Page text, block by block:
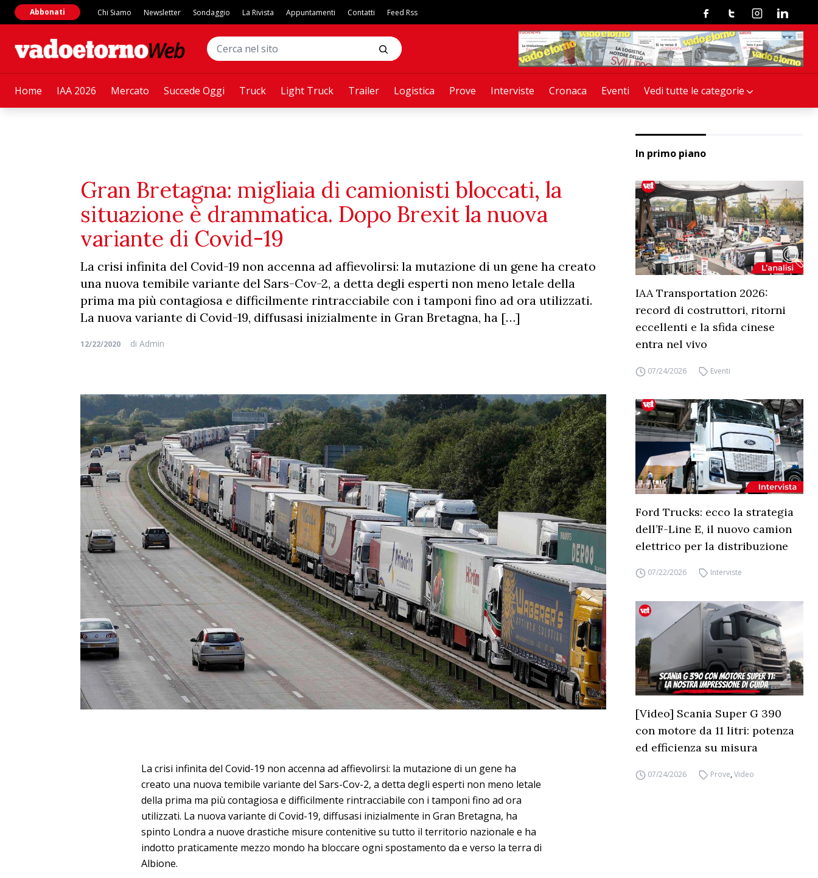
Home IAA 2026 Mercato Succede Oggi Truck Light Truck Trailer Logistica Prove Interviste Cronaca Eventi Vedi tutte le categorie
Abbonati Chi Siamo Newsletter Sondaggio La Rivista Appuntamenti Contatti Feed Rss FacebookTwitterInstagramLinkedin
Gran Bretagna: migliaia di camionisti bloccati, la
situazione è drammatica. Dopo Brexit la nuova
variante di Covid-19
La crisi infinita del Covid-19 non accenna ad affievolirsi: la mutazione di un gene ha creato
una nuova temibile variante del Sars-Cov-2, a detta degli esperti non meno letale della
prima ma più contagiosa e difficilmente rintracciabile con i tamponi fino ad ora utilizzati.
La nuova variante di Covid-19, diffusasi inizialmente in Gran Bretagna, ha […]
12/22/2020 di Admin
La crisi infinita del Covid-19 non accenna ad affievolirsi: la mutazione di un gene ha
creato una nuova temibile variante del Sars-Cov-2, a detta degli esperti non meno letale
della prima ma più contagiosa e difficilmente rintracciabile con i tamponi fino ad ora
utilizzati. La nuova variante di Covid-19, diffusasi inizialmente in Gran Bretagna, ha
spinto Londra a nuove drastiche misure contenitive su tutto il territorio nazionale e ha
indotto praticamente mezzo mondo ha bloccare ogni spostamento da e verso la terra di
Albione.
In primo piano
IAA Transportation 2026:
record di costruttori, ritorni
eccellenti e la sfida cinese
entra nel vivo
07/24/2026 Eventi
Ford Trucks: ecco la strategia
dell’F-Line E, il nuovo camion
elettrico per la distribuzione
07/22/2026 Interviste
[Video] Scania Super G 390
con motore da 11 litri: potenza
ed efficienza su misura
07/24/2026 Prove,Video